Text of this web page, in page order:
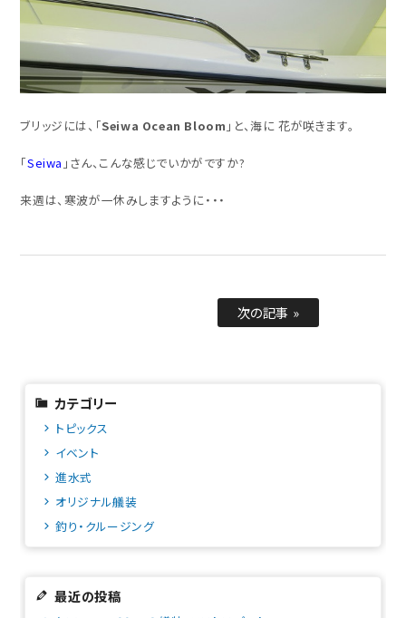
ブリッジには、「Seiwa Ocean Bloom 」と、海に 花が咲きます。
「Seiwa 」さん、こんな感じでいかがですか?
来週は、寒波が一休みしますように・・・
次の記事 »
カテゴリー
トピックス
イベント
進水式
オリジナル艤装
釣り・クルージング
最近の投稿